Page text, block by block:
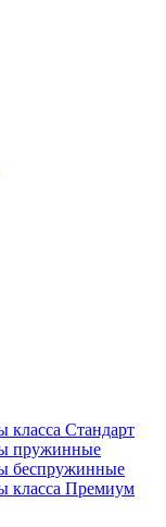
класса Стандарт
пружинные
беспружинные
класса Премиум